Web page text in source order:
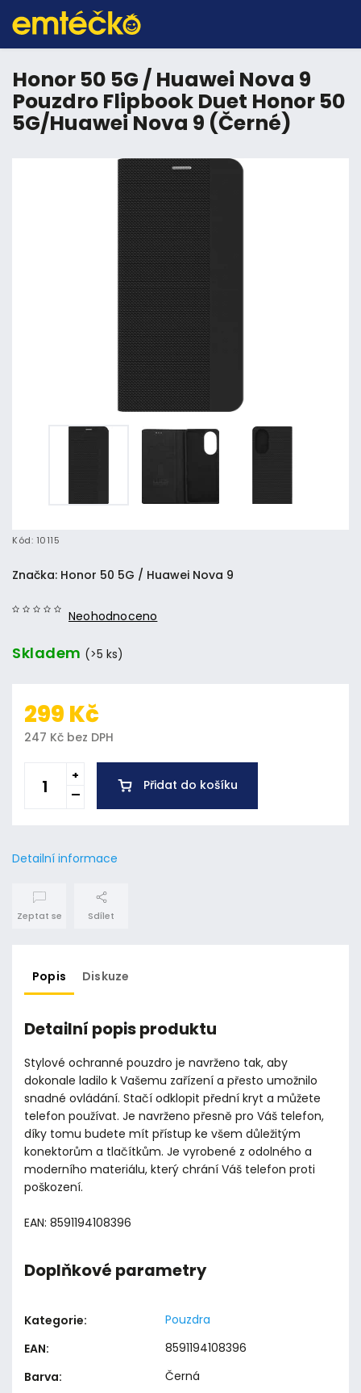
Honor 50 5G / Huawei Nova 9
Pouzdro Flipbook Duet Honor 50
5G/Huawei Nova 9 (Černé)
Kód: 10115
Neohodnoceno
Značka: Honor 50 5G / Huawei Nova 9
Skladem (>5 ks)
299 Kč
247 Kč bez DPH
Přidat do košíku
Detailní informace
Zeptat se Sdílet
Popis Diskuze
Detailní popis produktu
Stylové ochranné pouzdro je navrženo tak, aby
dokonale ladilo k Vašemu zařízení a přesto umožnilo
snadné ovládání. Stačí odklopit přední kryt a můžete
telefon používat. Je navrženo přesně pro Váš telefon,
díky tomu budete mít přístup ke všem důležitým
konektorům a tlačítkům. Je vyrobené z odolného a
moderního materiálu, který chrání Váš telefon proti
poškození.
EAN: 8591194108396
Doplňkové parametry
Kategorie:
Pouzdra
EAN:
8591194108396
Barva:
Černá